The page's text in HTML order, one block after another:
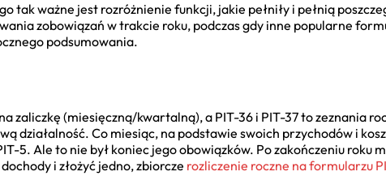
tak ważne jest rozróżnienie funkcji, jakie pełniły i pełnią
zobowiązań w trakcie roku, podczas gdy inne popularne
podsumowania.
zaliczkę (miesięczną/kwartalną), a PIT-36 i PIT-37 to zeznania
działalność. Co miesiąc, na podstawie swoich przychodów i
5. Ale to nie był koniec jego obowiązków. Po zakończeniu roku
i złożyć jedno, zbiorcze rozliczenie roczne na formularzu